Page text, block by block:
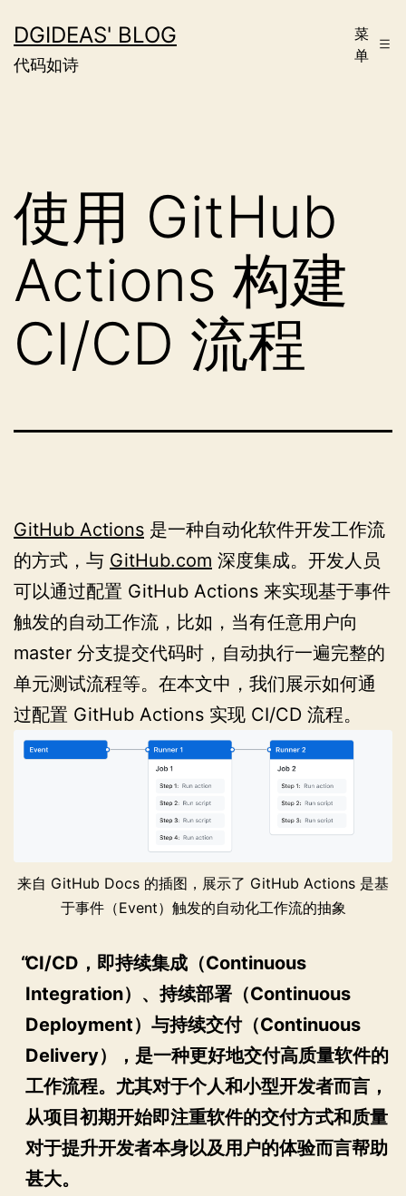
至
内
DGIDEAS' BLOG
代码如诗
菜
单
使用 GitHub
Actions 构建
CI/CD 流程
GitHub Actions 是一种自动化软件开发工作流
的方式，与 GitHub.com 深度集成。开发人员
可以通过配置 GitHub Actions 来实现基于事件
触发的自动工作流，比如，当有任意用户向
master 分支提交代码时，自动执行一遍完整的
单元测试流程等。在本文中，我们展示如何通
过配置 GitHub Actions 实现 CI/CD 流程。
来自 GitHub Docs 的插图，展示了 GitHub Actions 是基
于事件（Event）触发的自动化工作流的抽象
CI/CD，即持续集成（Continuous
Integration）、持续部署（Continuous
Deployment）与持续交付（Continuous
Delivery），是一种更好地交付高质量软件的
工作流程。尤其对于个人和小型开发者而言，
从项目初期开始即注重软件的交付方式和质量
对于提升开发者本身以及用户的体验而言帮助
甚大。